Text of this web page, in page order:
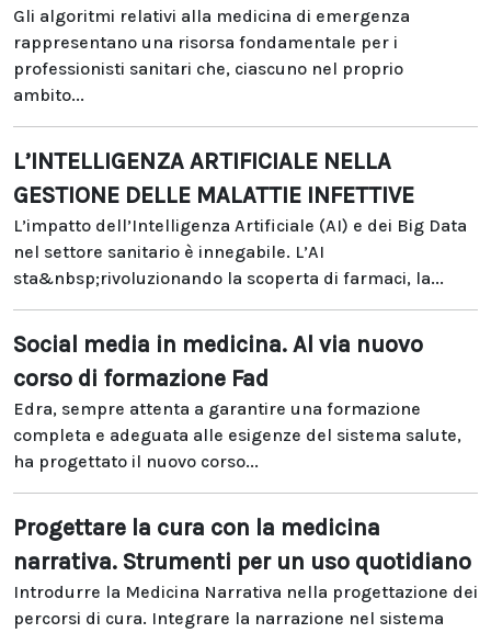
Gli algoritmi relativi alla medicina di emergenza
rappresentano una risorsa fondamentale per i
professionisti sanitari che, ciascuno nel proprio
ambito...
L’INTELLIGENZA ARTIFICIALE NELLA
GESTIONE DELLE MALATTIE INFETTIVE
L’impatto dell’Intelligenza Artificiale (AI) e dei Big Data
nel settore sanitario è innegabile. L’AI
sta&nbsp;rivoluzionando la scoperta di farmaci, la...
Social media in medicina. Al via nuovo
corso di formazione Fad
Edra, sempre attenta a garantire una formazione
completa e adeguata alle esigenze del sistema salute,
ha progettato il nuovo corso...
Progettare la cura con la medicina
narrativa. Strumenti per un uso quotidiano
Introdurre la Medicina Narrativa nella progettazione dei
percorsi di cura. Integrare la narrazione nel sistema